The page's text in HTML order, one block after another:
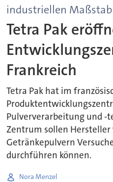
industriellen
Tetra Pak
Frankreich
Tetra Pak hat im
Pulververarbeitung und -
Zentrum sollen
Getränkepulvern
durchführen können.
Nora Menzel